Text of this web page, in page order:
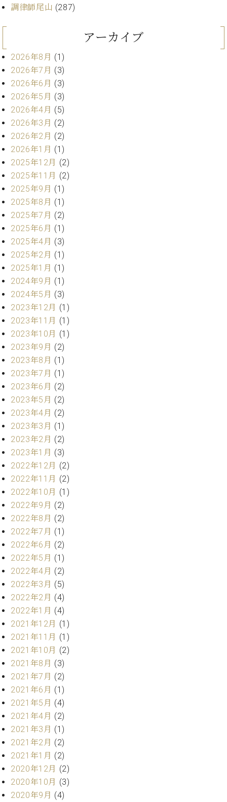
ト
C.
ベ
ヒ
シ
ュ
タ
イ
ン
レ
ジ
デ
ス
ア
ッ
プ
ラ
イ
ト
ピ
ア
ノ
C.
ベ
ヒ
シ
ュ
タ
イ
ン
ア
カ
デ
ミ
ー
W.
ホ
フ
マ
ン
プ
ロ
フ
ェ
ッ
シ
ョ
ナ
ル
W.
ホ
フ
マ
ン
ト
ラ
デ
ィ
シ
ョ
ン
ジオ
ル・
スタ
ジオ
空き
状況
動
画
録
サ
ー
ビ
ス
楽
教
室
ピ
ア
ノ
コ
ン
シ
ェ
ル
ュ
ア
ク
セ
ス
セン
ム東
京の
ご案
内
(PDF)
問
い
合
わ
せ
本
：
八
王
子
・
技
術
営
業
セ
ン
タ
ス
ッ
フ
ご
調律師尾山 (287)
アーカイブ
2026年8月 (1)
2026年7月 (3)
2026年6月 (3)
2026年5月 (3)
2026年4月 (5)
2026年3月 (2)
2026年2月 (2)
2026年1月 (1)
2025年12月 (2)
2025年11月 (2)
2025年9月 (1)
2025年8月 (1)
2025年7月 (2)
2025年6月 (1)
2025年4月 (3)
2025年2月 (1)
2025年1月 (1)
2024年9月 (1)
2024年5月 (3)
2023年12月 (1)
2023年11月 (1)
2023年10月 (1)
2023年9月 (2)
2023年8月 (1)
2023年7月 (1)
2023年6月 (2)
2023年5月 (2)
2023年4月 (2)
2023年3月 (1)
2023年2月 (2)
2023年1月 (3)
2022年12月 (2)
2022年11月 (2)
2022年10月 (1)
2022年9月 (2)
2022年8月 (2)
2022年7月 (1)
2022年6月 (2)
2022年5月 (1)
2022年4月 (2)
2022年3月 (5)
2022年2月 (4)
2022年1月 (4)
2021年12月 (1)
2021年11月 (1)
2021年10月 (2)
2021年8月 (3)
2021年7月 (2)
2021年6月 (1)
2021年5月 (4)
2021年4月 (2)
2021年3月 (1)
2021年2月 (2)
2021年1月 (2)
2020年12月 (2)
2020年10月 (3)
2020年9月 (4)